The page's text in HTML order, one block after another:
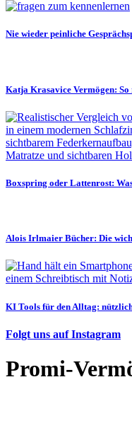
Nie wieder peinliche
Katja Krasavice Vermögen:
Boxspring oder Lattenrost:
Alois Irlmaier Bücher: Die
KI Tools für den Alltag:
Folgt uns auf Instagram
Promi-